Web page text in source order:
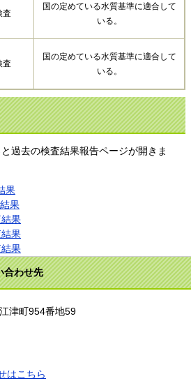
査
国の定めている水質基準に適合して
いる。
査
国の定めている水質基準に適合して
いる。
過去の検査結果報告ページが開きま
果
果
果
果
果
合わせ先
津町954番地59
はこちら